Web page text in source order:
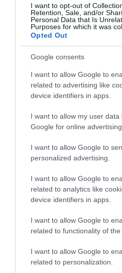
I want to opt-out of
Retention, Sale, and/or
Personal Data that Is
Purposes for which it was
Opted Out
Google consents
I want to allow Google to
related to advertising like
device identifiers in apps.
I want to allow my user data
Google for online
I want to allow Google to
personalized advertising.
I want to allow Google to
related to analytics like
device identifiers in apps.
I want to allow Google to
related to functionality of the
I want to allow Google to
related to personalization.
Nucleare, il ritorno
12
HTTPS://